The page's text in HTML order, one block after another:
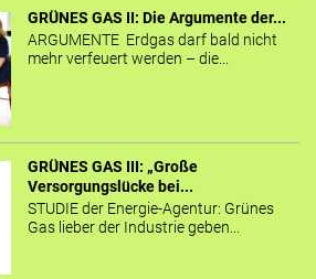
GRÜNES GAS II: Die Argumente der...
ARGUMENTE Erdgas darf bald nicht
mehr verfeuert werden – die...
GRÜNES GAS III: „Große
Versorgungslücke bei...
STUDIE der Energie-Agentur: Grünes
Gas lieber der Industrie geben...